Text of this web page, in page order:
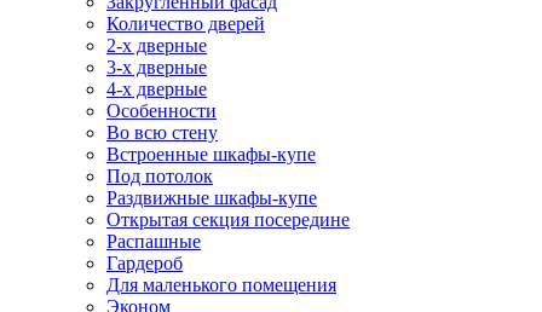
Количество дверей
2-х дверные
3-х дверные
4-х дверные
Особенности
Во всю стену
Встроенные шкафы-купе
Под потолок
Раздвижные шкафы-купе
Открытая секция посередине
Распашные
Гардероб
Для маленького помещения
Эконом